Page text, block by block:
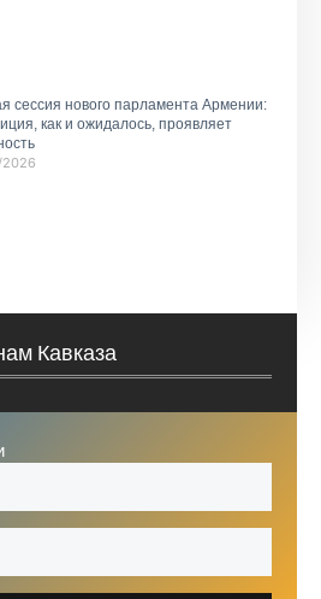
сессия нового парламента Армении:
как и ожидалось, проявляет
Кавказа